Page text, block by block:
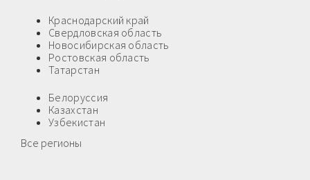
Краснодарский край
Свердловская область
Новосибирская область
Ростовская область
Татарстан
Белоруссия
Казахстан
Узбекистан
Все регионы